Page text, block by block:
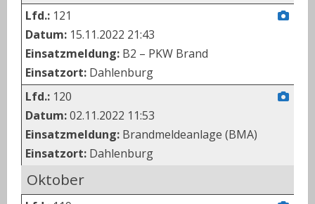
Lfd.: 121
Datum: 15.11.2022 21:43
Einsatzmeldung: B2 – PKW Brand
Einsatzort: Dahlenburg
Lfd.: 120
Datum:02.11.2022 11:53
Einsatzmeldung: Brandmeldeanlage (BMA)
Einsatzort: Dahlenburg
Oktober